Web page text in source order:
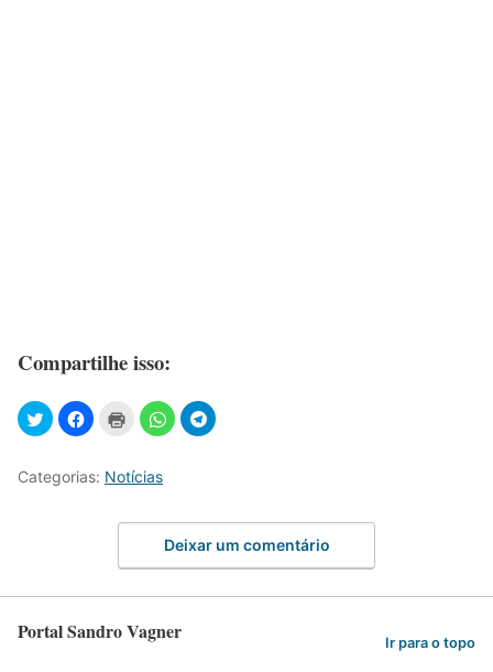
Compartilhe isso:
Categorias: Notícias
Deixar um comentário
Portal Sandro Vagner Ir para o topo